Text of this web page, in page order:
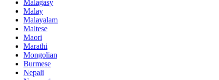
Malagasy
Malay
Malayalam
Maltese
Maori
Marathi
Mongolian
Burmese
Nepali